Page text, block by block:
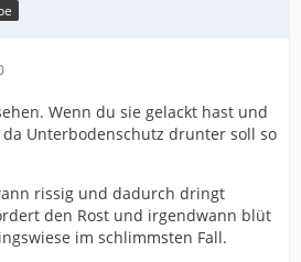
Wenn du sie gelackt hast und
Unterbodenschutz drunter soll so
rissig und dadurch dringt
den Rost und irgendwann blüt
im schlimmsten Fall.